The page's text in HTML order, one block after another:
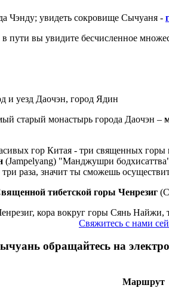
Чэнду; увидеть сокровище Сычуаня -
в пути вы увидите бесчисленное
и уезд Даочэн, город Ядин
старый монастырь города Даочэн –
гор Китая - три священных горы
(Jampelyang) "Манджушри
раза, значит ты сможешь
тибетской горы Ченрезиг
Свяжитесь с нами
обращайтесь на
Маршрут